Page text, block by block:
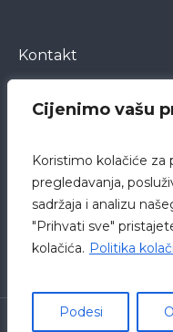
Cijenimo vašu
Koristimo kolačiće za
pregledavanja,
sadržaja i analizu
"Prihvati sve"
kolačića. Politika
Podesi
Kontakt
23000 Zadar
Hrvatska
pisarnica@bolnica-
+385 23 505 505
Opća bolnica